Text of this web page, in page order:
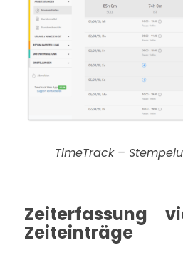
TimeTrack –
Zeiterfassung
Zeiteinträge